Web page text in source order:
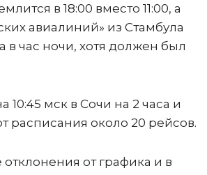
в 18:00 вместо 11:00, а
авиалиний» из Стамбула
в час ночи, хотя должен был
10:45 мск в Сочи на 2 часа и
расписания около 20 рейсов.
отклонения от графика и в